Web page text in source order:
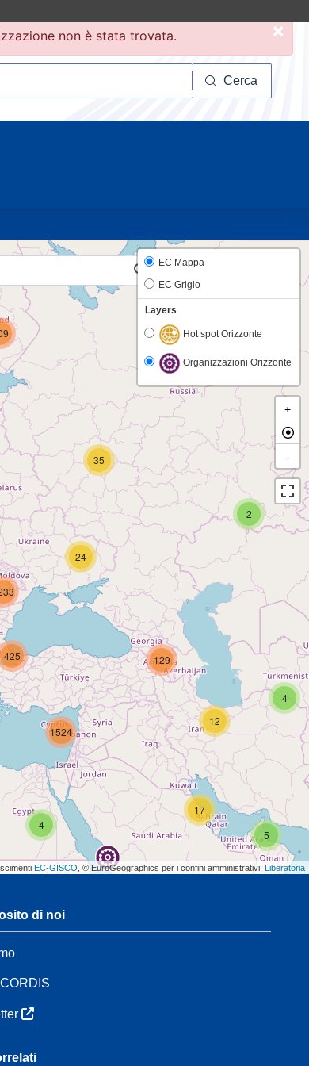
Cerca
5
17
4
2
12
129
4
1524
35
24
425
EC Mappa
EC Grigio
Layers
Hot spot Orizzonte
Organizzazioni Orizzonte
+
-
EC-GISCO , © EuroGeographics per i confini amministrativi, Liberatoria
di noi
×
non è stata trovata.